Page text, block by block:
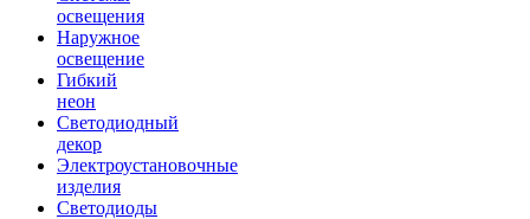
освещения
Наружное
освещение
Гибкий
неон
Светодиодный
декор
Электроустановочные
изделия
Светодиоды